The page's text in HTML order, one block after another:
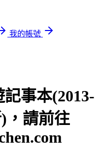
我的帳號
事本(2013-
，請前往